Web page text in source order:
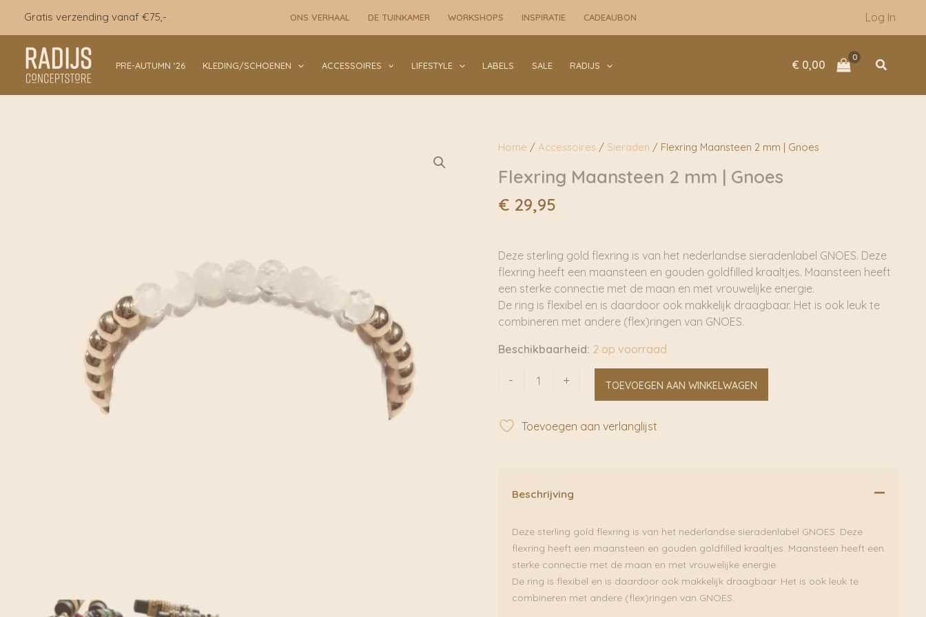
inhoud
Gratis verzending vanaf €75,- ONS VERHAAL DE TUINKAMER WORKSHOPS INSPIRATIE CADEAUBON Log In
PRE-AUTUMN ‘26 KLEDING/SCHOENEN ACCESSOIRES LIFESTYLE LABELS SALE RADIJS € 0,00 Zoeken
Home / Accessoires / Sieraden / Flexring Maansteen 2 mm | Gnoes
Flexring Maansteen 2 mm | Gnoes
€29,95
Deze sterling gold flexring is van het nederlandse sieradenlabel GNOES. Deze
flexring heeft een maansteen en gouden goldfilled kraaltjes. Maansteen heeft
een sterke connectie met de maan en met vrouwelijke energie.
De ring is flexibel en is daardoor ook makkelijk draagbaar. Het is ook leuk te
combineren met andere (flex)ringen van GNOES.
Beschikbaarheid: 2 op voorraad
-
mm
+ TOEVOEGEN AAN WINKELWAGEN
Toevoegen aan verlanglijst
Beschrijving
Deze sterling gold flexring is van het nederlandse sieradenlabel GNOES. Deze
flexring heeft een maansteen en gouden goldfilled kraaltjes. Maansteen heeft een
sterke connectie met de maan en met vrouwelijke energie.
De ring is flexibel en is daardoor ook makkelijk draagbaar. Het is ook leuk te
combineren met andere (flex)ringen van GNOES.
mm
|
aantal